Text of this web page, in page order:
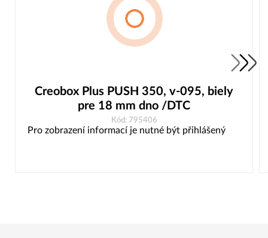
Creobox Plus PUSH 350, v-095, biely
pre 18 mm dno /DTC
Kód: 795406
Pro zobrazení informací je nutné být přihlášený